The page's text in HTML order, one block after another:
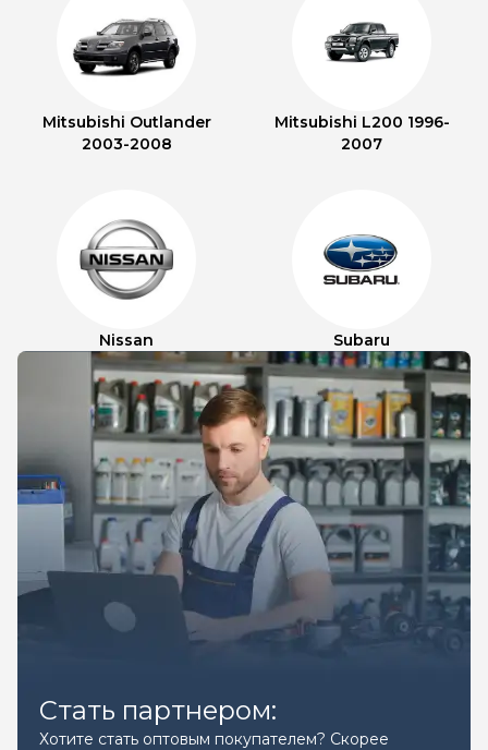
Mitsubishi Outlander
2003-2008
Mitsubishi L200 1996-
2007
Nissan Subaru
Стать партнером:
Хотите стать оптовым покупателем? Скорее